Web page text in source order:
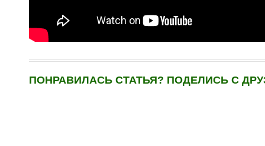
ПОНРАВИЛАСЬ СТАТЬЯ? ПОДЕЛИСЬ С